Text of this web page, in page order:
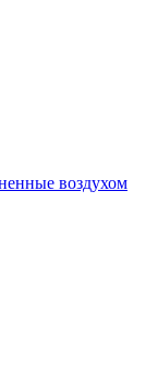
воздухом